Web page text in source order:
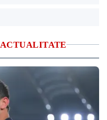
ACTUALITATE